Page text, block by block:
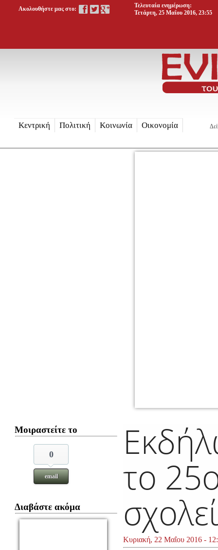
Ακολουθήστε μας στο:
Τελευταία ενημέρωση:
Τετάρτη, 25 Μαΐου 2016, 23:55
Κεντρική Πολιτική Κοινωνία Οικονομία
Μοιραστείτε το
0
email
Διαβάστε ακόμα
το
Κυριακή, 22 Μαΐου 2016 -